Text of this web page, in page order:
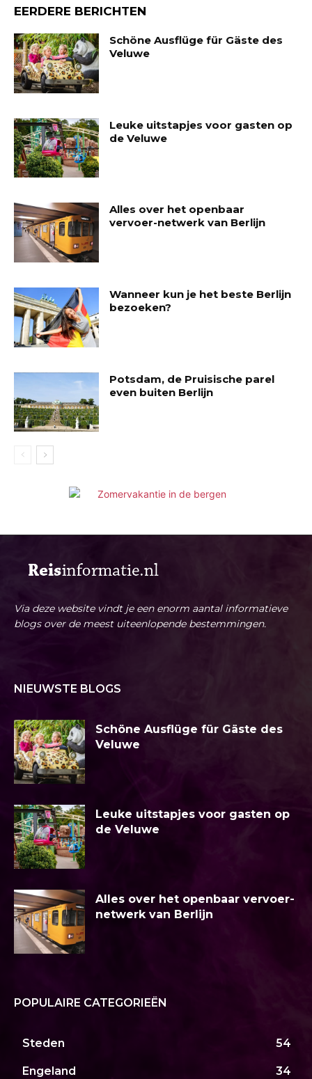
EERDERE BERICHTEN
Schöne Ausflüge für Gäste des
Veluwe
Leuke uitstapjes voor gasten op
de Veluwe
Alles over het openbaar
vervoer-netwerk van Berlijn
Wanneer kun je het beste Berlijn
bezoeken?
Potsdam, de Pruisische parel
even buiten Berlijn
Via deze website vindt je een enorm aantal informatieve
blogs over de meest uiteenlopende bestemmingen.
NIEUWSTE BLOGS
Schöne Ausflüge für Gäste des
Veluwe
Leuke uitstapjes voor gasten op
de Veluwe
Alles over het openbaar vervoer-
netwerk van Berlijn
POPULAIRE CATEGORIEËN
Steden 54
Engeland 34